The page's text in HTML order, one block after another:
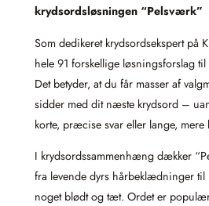
krydsordsløsningen “Pelsværk”
Som dedikeret krydsordsekspert på
hele 91 forskellige løsningsforslag til
Det betyder, at du får masser af
sidder med dit næste krydsord –
korte, præcise svar eller lange, mere
I krydsordssammenhæng dækker
fra levende dyrs hårbeklædninger til
noget blødt og tæt. Ordet er